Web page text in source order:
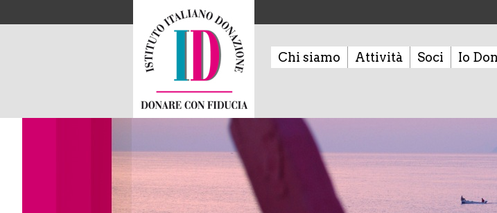
Chi siamo Attività Soci Io